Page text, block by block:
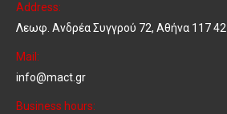
Address:
Λεωφ. Ανδρέα Συγγρού 72, Αθήνα 117 42
Mail:
info@mact.gr
Business hours: